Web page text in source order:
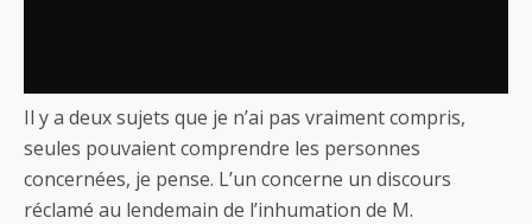
Il y a deux sujets que je n’ai pas vraiment compris,
seules pouvaient comprendre les personnes
concernées, je pense. L’un concerne un discours
réclamé au lendemain de l’inhumation de M.